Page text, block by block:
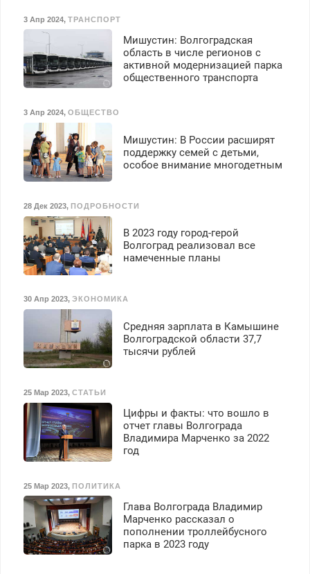
транспортной
безопасности с з/п до
125000 руб.
3 Апр 2024, ТРАНСПОРТ
Мишустин: Волгоградская
область в числе регионов с
активной модернизацией парка
общественного транспорта
3 Апр 2024, ОБЩЕСТВО
Мишустин: В России расширят
поддержку семей с детьми,
особое внимание многодетным
28 Дек 2023, ПОДРОБНОСТИ
В 2023 году город-герой
Волгоград реализовал все
намеченные планы
30 Апр 2023, ЭКОНОМИКА
Средняя зарплата в Камышине
Волгоградской области 37,7
тысячи рублей
25 Мар 2023, СТАТЬИ
Цифры и факты: что вошло в
отчет главы Волгограда
Владимира Марченко за 2022
год
25 Мар 2023, ПОЛИТИКА
Глава Волгограда Владимир
Марченко рассказал о
пополнении троллейбусного
парка в 2023 году